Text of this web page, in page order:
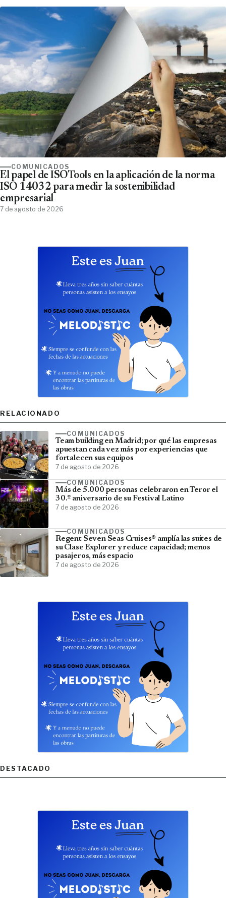
COMUNICADOS
El papel de ISOTools en la aplicación de la norma
ISO 14032 para medir la sostenibilidad
empresarial
7 de agosto de 2026
RELACIONADO
COMUNICADOS
Team building en Madrid; por qué las empresas
apuestan cada vez más por experiencias que
fortalecen sus equipos
7 de agosto de 2026
COMUNICADOS
Más de 5.000 personas celebraron en Teror el
30.º aniversario de su Festival Latino
7 de agosto de 2026
COMUNICADOS
Regent Seven Seas Cruises® amplía las suites de
su Clase Explorer y reduce capacidad; menos
pasajeros, más espacio
7 de agosto de 2026
DESTACADO